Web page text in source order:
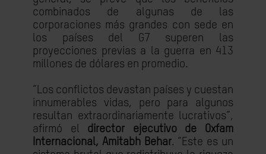
combinados de algunas de las
corporaciones más grandes con sede en
los países del G7 superen las
proyecciones previas a la guerra en 413
millones de dólares en promedio.
“Los conflictos devastan países y cuestan
innumerables vidas, pero para algunos
resultan extraordinariamente lucrativos”,
afirmó el director ejecutivo de Oxfam
Internacional, Amitabh Behar. “Este es un